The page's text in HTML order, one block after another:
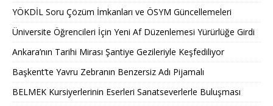
YÖKDİL Soru Çözüm İmkanları ve ÖSYM Güncellemeleri
Üniversite Öğrencileri İçin Yeni Af Düzenlemesi Yürürlüğe Girdi
Ankara’nın Tarihi Mirası Şantiye Gezileriyle Keşfediliyor
Başkent’te Yavru Zebranın Benzersiz Adı Pijamalı
BELMEK Kursiyerlerinin Eserleri Sanatseverlerle Buluşması